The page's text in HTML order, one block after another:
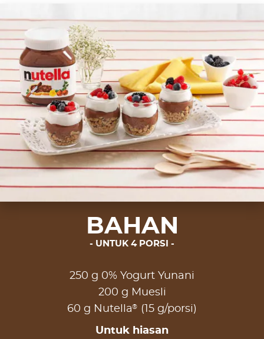
BAHAN
UNTUK 4 PORSI
250 g 0% Yogurt Yunani
200 g Muesli
60 g Nutella® (15 g/porsi)
Untuk hiasan